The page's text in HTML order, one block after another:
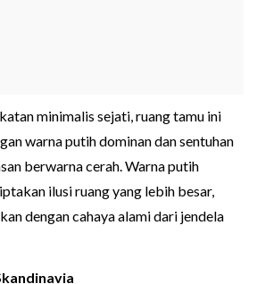
minimalis sejati, ruang tamu ini
warna putih dominan dan sentuhan
berwarna cerah. Warna putih
ilusi ruang yang lebih besar,
dengan cahaya alami dari jendela